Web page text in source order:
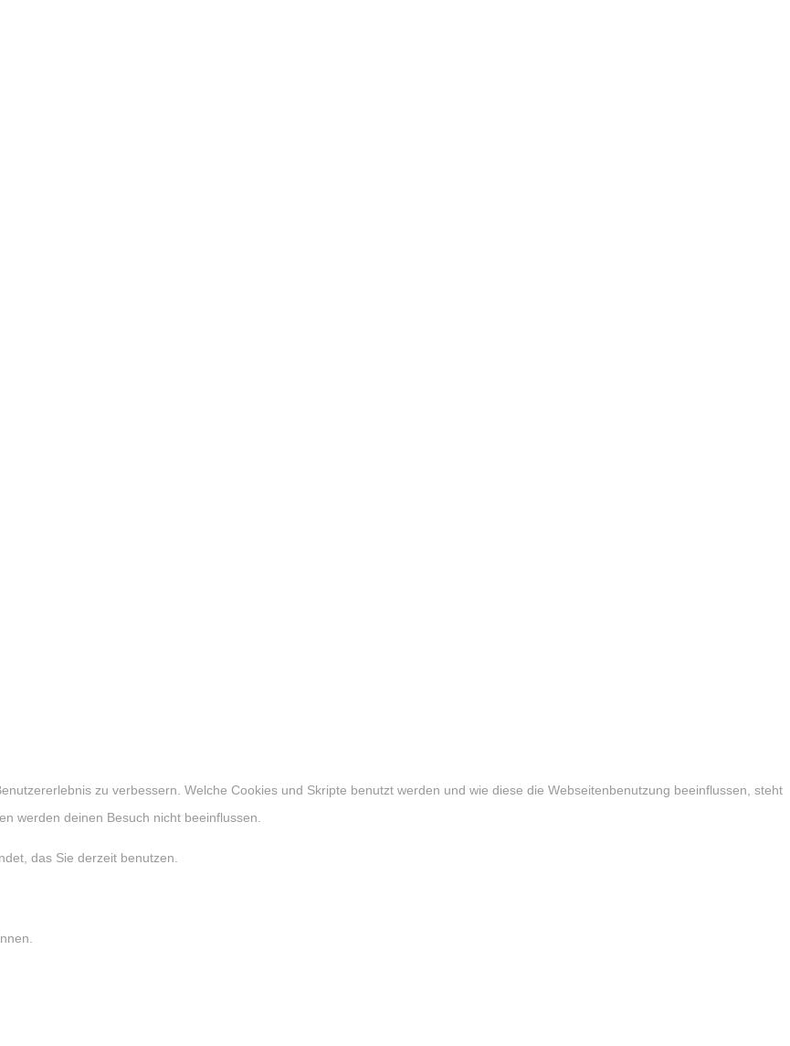
zu verbessern. Welche Cookies und Skripte benutzt werden und wie diese die Webseitenbenutzung beeinflussen, steht
werden deinen Besuch nicht beeinflussen.
das Sie derzeit benutzen.